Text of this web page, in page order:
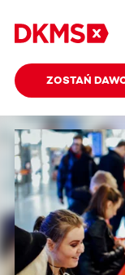
ZOSTAŃ